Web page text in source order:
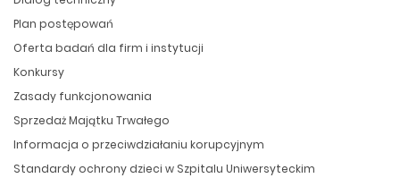
Plan postępowań
Oferta badań dla firm i instytucji
Konkursy
Zasady funkcjonowania
Sprzedaż Majątku Trwałego
Informacja o przeciwdziałaniu korupcyjnym
Standardy ochrony dzieci w Szpitalu Uniwersyteckim